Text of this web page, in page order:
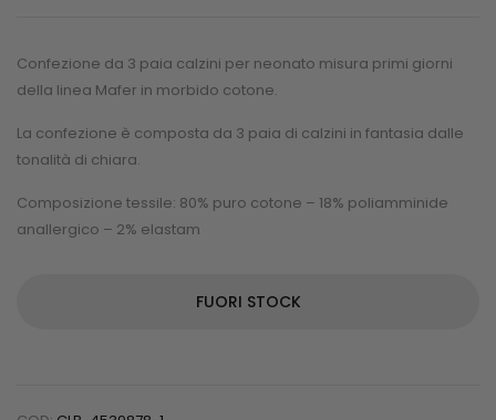
Confezione da 3 paia calzini per neonato misura primi giorni
della linea Mafer in morbido cotone.
La confezione è composta da 3 paia di calzini in fantasia dalle
tonalità di chiara.
Composizione tessile: 80% puro cotone – 18% poliamminide
anallergico – 2% elastam
FUORI STOCK